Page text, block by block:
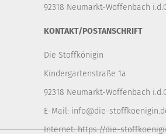
92318 Neumarkt-Woffenbach
KONTAKT/POSTANSCHRIFT
Die Stoffkönigin
Kindergartenstraße 1a
92318 Neumarkt-Woffenbach
E-Mail: info@die-
Internet:https://die-